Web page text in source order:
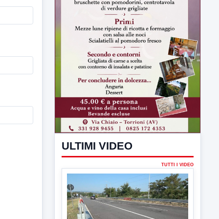
ULTIMI VIDEO
TUTTI I VIDEO
▶
7 AGOSTO 2026 CRONACA
Ponte Valentino,21enne indagato:
ipotesi duplice omicidio stradale